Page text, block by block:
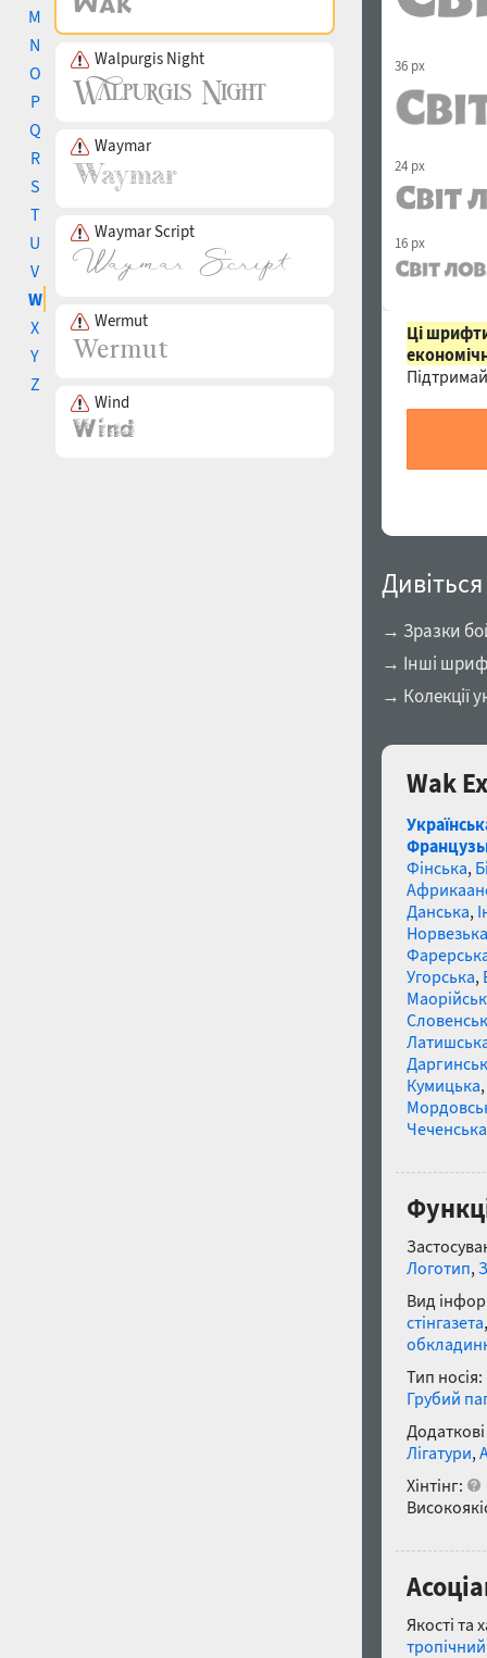
M
N
O
P
Q
R
S
T
U
V
W
X
Y
Z
Walpurgis Night
Waymar
Waymar Script
Wermut
Wind
36 px
24 px
16 px
Ці
→ Зразки
→ Інші
→ Колекції
Wak
Фінська,
Данська,
Норвезька
Угорська,
Кумицька,
Чеченська
Логотип,
Вид
стінгазета
Тип носія:
Грубий
Лігатури,
Хінтінг:
Якості та
тропічний